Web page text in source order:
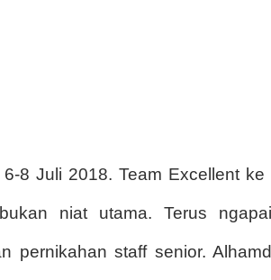
8 Juli 2018. Team Excellent ke
niat utama. Terus
pernikahan staff senior.